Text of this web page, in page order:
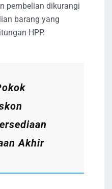
pembelian dikurangi
barang yang
HPP.
Akhir